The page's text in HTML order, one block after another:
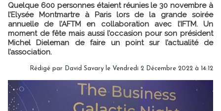
Quelque 600 personnes étaient réunies le 30 novembre à
l’Elysée Montmartre à Paris lors de la grande soirée
annuelle de l’AFTM en collaboration avec l’IFTM. Un
moment de fête mais aussi l’occasion pour son président
Michel Dieleman de faire un point sur l’actualité de
l’association.
Rédigé par David Savary le Vendredi 2 Décembre 2022 à 14:12